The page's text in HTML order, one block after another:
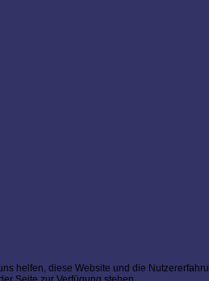
helfen, diese Website und die